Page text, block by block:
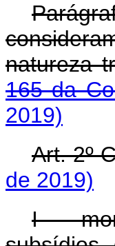
natureza
165 da
2019)
Art. 2º
de 2019)
I -